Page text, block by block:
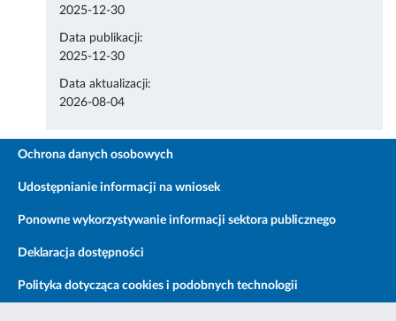
2025-12-30
Data publikacji:
2025-12-30
Data aktualizacji:
2026-08-04
Ochrona danych osobowych
Udostępnianie informacji na wniosek
Ponowne wykorzystywanie informacji sektora publicznego
Deklaracja dostępności
Polityka dotycząca cookies i podobnych technologii